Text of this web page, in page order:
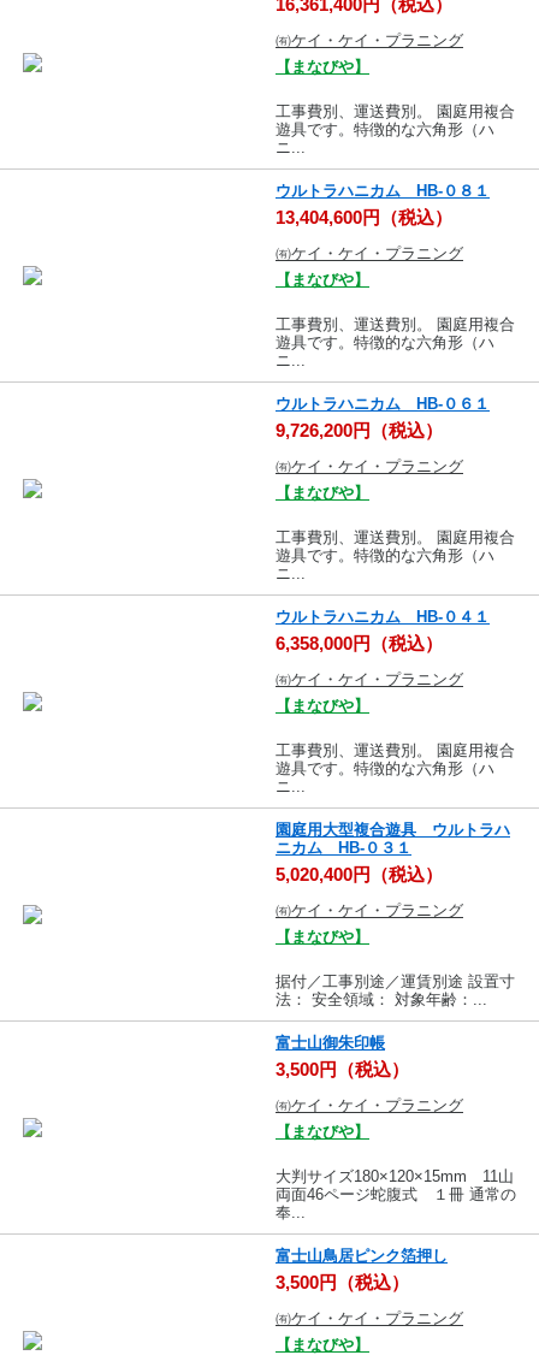
㈲ケイ・ケイ・プラニング
【まなびや】
工事費別、運送費別。 園庭用複合
遊具です。特徴的な六角形（ハ
ニ...
ウルトラハニカム HB-０８１
13,404,600円（税込）
㈲ケイ・ケイ・プラニング
【まなびや】
工事費別、運送費別。 園庭用複合
遊具です。特徴的な六角形（ハ
ニ...
ウルトラハニカム HB-０６１
9,726,200円（税込）
㈲ケイ・ケイ・プラニング
【まなびや】
工事費別、運送費別。 園庭用複合
遊具です。特徴的な六角形（ハ
ニ...
ウルトラハニカム HB-０４１
6,358,000円（税込）
㈲ケイ・ケイ・プラニング
【まなびや】
工事費別、運送費別。 園庭用複合
遊具です。特徴的な六角形（ハ
ニ...
園庭用大型複合遊具 ウルトラハ
ニカム HB-０３１
5,020,400円（税込）
㈲ケイ・ケイ・プラニング
【まなびや】
据付／工事別途／運賃別途 設置寸
法： 安全領域： 対象年齢：...
富士山御朱印帳
3,500円（税込）
㈲ケイ・ケイ・プラニング
【まなびや】
大判サイズ180×120×15mm 11山
両面46ページ蛇腹式 １冊 通常の
奉...
富士山鳥居ピンク箔押し
3,500円（税込）
㈲ケイ・ケイ・プラニング
【まなびや】